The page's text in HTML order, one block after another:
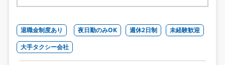
退職金制度あり 夜日勤のみOK 週休2日制
未経験歓迎
大手タクシー会社